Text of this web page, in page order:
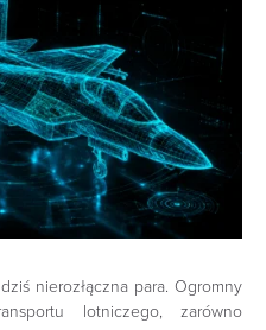
nierozłączna para. Ogromny
lotniczego, zarówno